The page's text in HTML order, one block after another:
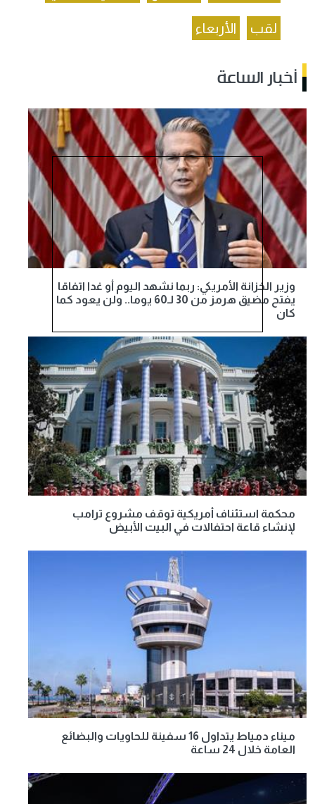
لقب الأربعاء
أخبار الساعة
وزير الخزانة الأمريكي: ربما نشهد اليوم أو غدا اتفاقا
يفتح مضيق هرمز من 30 لـ60 يوما.. ولن يعود كما
كان
محكمة استئناف أمريكية توقف مشروع ترامب
لإنشاء قاعة احتفالات في البيت الأبيض
ميناء دمياط يتداول 16 سفينة للحاويات والبضائع
العامة خلال 24 ساعة